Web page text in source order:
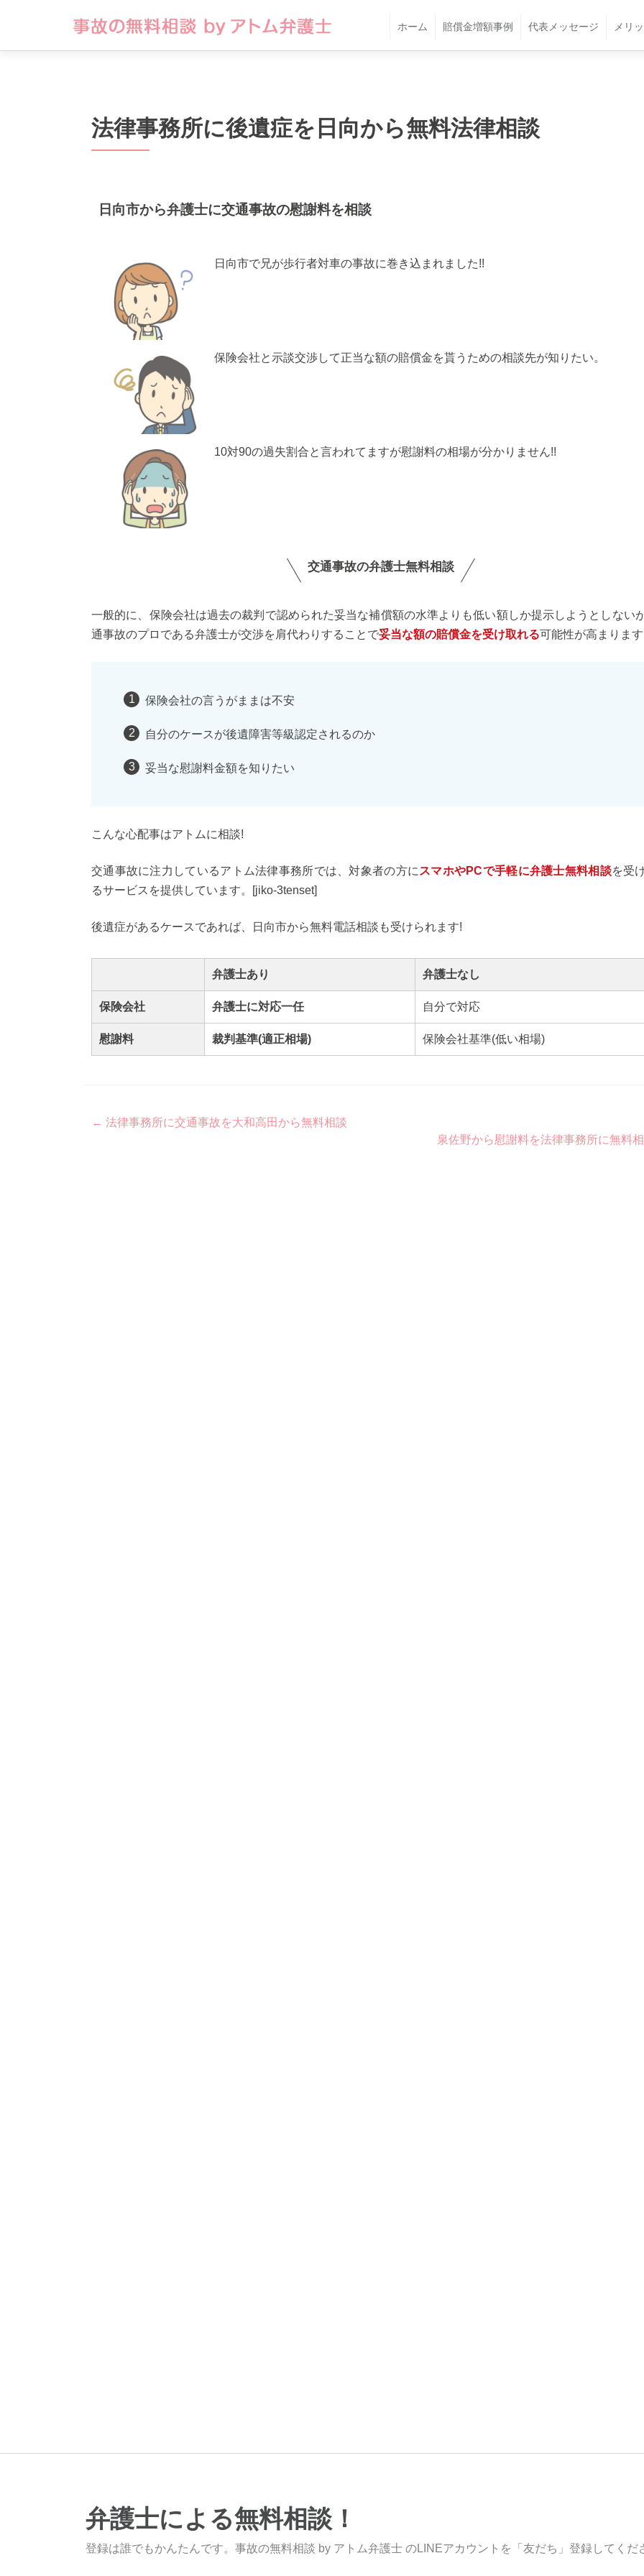
ホーム 賠償金増額事例 代表メッセージ メリ
法律事務所に後遺症を日向から無料法律相談
日向市から弁護士に交通事故の慰謝料を相談
日向市で兄が歩行者対車の事故に巻き込まれました!!
保険会社と示談交渉して正当な額の賠償金を貰うための相談先が知りたい。
10対90の過失割合と言われてますが慰謝料の相場が分かりません!!
交通事故の弁護士無料相談
一般的に、保険会社は過去の裁判で認められた妥当な補償額の水準よりも低い額しか提示しようとしない
通事故のプロである弁護士が交渉を肩代わりすることで妥当な額の賠償金を受け取れる可能性が高まりま
保険会社の言うがままは不安
自分のケースが後遺障害等級認定されるのか
妥当な慰謝料金額を知りたい
こんな心配事はアトムに相談!
交通事故に注力しているアトム法律事務所では、対象者の方に スマホやPCで手軽に弁護士無料相談を受
るサービスを提供しています。[jiko-3tenset]
後遺症があるケースであれば、日向市から無料電話相談も受けられます!
弁護士あり 弁護士なし
保険会社 弁護士に対応一任 自分で対応
慰謝料 裁判基準(適正相場) 保険会社基準(低い相場)
Post
← 法律事務所に交通事故を大和高田から無料相談
泉佐野から慰謝料を法律事務所に無料
弁護士による無料相談！
登録は誰でもかんたんです。事故の無料相談 by アトム弁護士 のLINEアカウントを「友だち」登録してくだ